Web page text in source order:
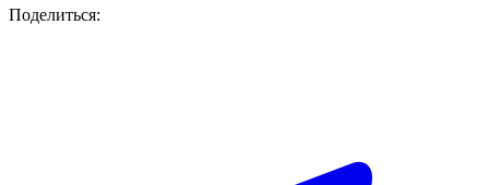
Поделиться: